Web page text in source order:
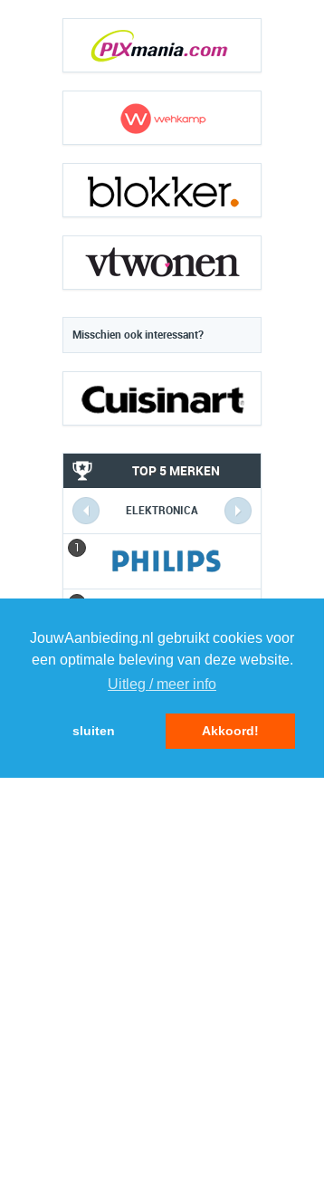
JouwAanbieding.nl gebruikt cookies voor
een optimale beleving van deze website.
Uitleg / meer info
sluiten Akkoord!
Misschien ook interessant?
TOP 5 MERKEN
ELEKTRONICA
1
3 3
4